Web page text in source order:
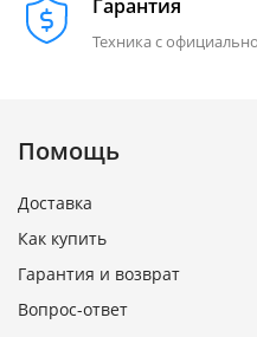
Гарантия
Техника с
Помощь
Доставка
Как купить
Гарантия и возврат
Вопрос-ответ